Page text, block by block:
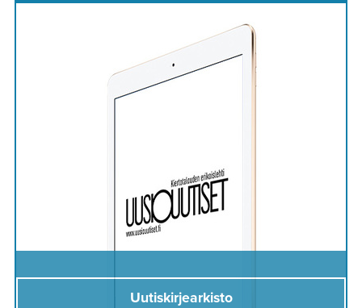
Uutiskirjearkisto